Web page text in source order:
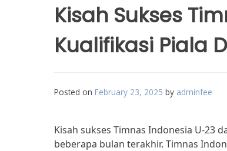
Kisah Sukses
Kualifikasi Piala
Posted on February 23, 2025 by adminfee
Kisah sukses Timnas Indonesia U-23
beberapa bulan terakhir. Timnas